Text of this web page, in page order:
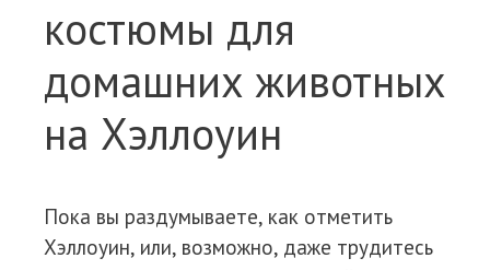
костюмы для
домашних животных
на Хэллоуин
Пока вы раздумываете, как отметить
Хэллоуин, или, возможно, даже трудитесь